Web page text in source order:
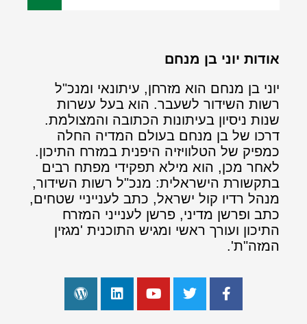
אודות יוני בן מנחם
יוני בן מנחם הוא מזרחן, עיתונאי ומנכ"ל
רשות השידור לשעבר. הוא בעל עשרות
שנות ניסיון בעיתונות הכתובה והמצולמת.
דרכו של בן מנחם בעולם המדיה החלה
כמפיק של הטלוויזיה היפנית במזרח התיכון.
לאחר מכן, הוא מילא תפקידי מפתח רבים
בתקשורת הישראלית: מנכ"ל רשות השידור,
מנהל רדיו קול ישראל, כתב לענייניי שטחים,
כתב ופרשן מדיני, פרשן לענייני המזרח
התיכון ועורך ראשי ומגיש התוכנית 'מגזין
המזה"ת'.